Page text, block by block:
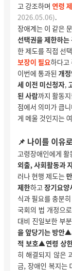
고 강조하며 연령
2026.05.06).
장애계는 이 같은
선택권을 제한하는
한 제도를 직접 선
보장이 필요하다고
이번에 통과된 개
세 이전 미신청자,
된 사람까지 활동
점에서 의미가 큽
게 메울 것인지는
📌 나이를 이유
고령장애인에게
외출, 사회활동과
러나 현행 제도는
제한하고장기요양
식과 필요를 충분
국회의 법 개정으
대비 진일보한 부
을 앞당기는 방안▲
적 보호▲연령 상
히 해결되지 않은
금, 장애인 복지는